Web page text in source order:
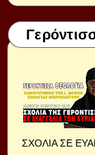
ΣΧΟΛΙΑ ΣΕ